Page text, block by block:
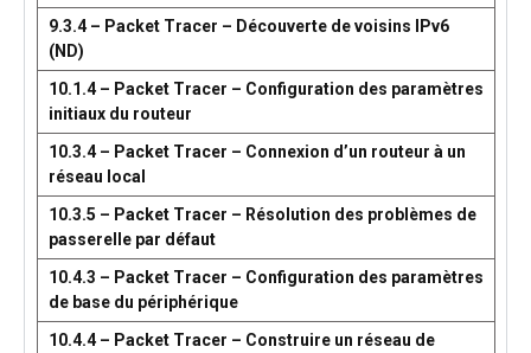
9.3.4 – Packet Tracer – Découverte de voisins IPv6
(ND)
10.1.4 – Packet Tracer – Configuration des paramètres
initiaux du routeur
10.3.4 – Packet Tracer – Connexion d’un routeur à un
réseau local
10.3.5 – Packet Tracer – Résolution des problèmes de
passerelle par défaut
10.4.3 – Packet Tracer – Configuration des paramètres
de base du périphérique
10.4.4 – Packet Tracer – Construire un réseau de